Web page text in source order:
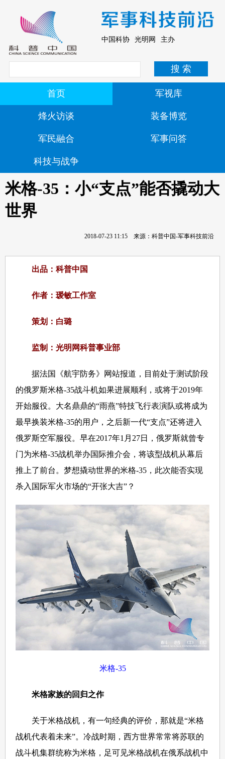
中国科协 光明网 主办
首页 军视库
烽火访谈 装备博览
军民融合 军事问答
科技与战争
米格-35：小“支点”能否撬动大
世界
2018-07-23 11:15 来源：科普中国-军事科技前沿
出品：科普中国
作者：瑷敏工作室
策划：白璐
监制：光明网科普事业部
据法国《航宇防务》网站报道，目前处于测试阶段
的俄罗斯米格-35战斗机如果进展顺利，或将于2019年
开始服役。大名鼎鼎的“雨燕”特技飞行表演队或将成为
最早换装米格-35的用户，之后新一代“支点”还将进入
俄罗斯空军服役。早在2017年1月27日，俄罗斯就曾专
门为米格-35战机举办国际推介会，将该型战机从幕后
推上了前台。梦想撬动世界的米格-35，此次能否实现
杀入国际军火市场的“开张大吉”？
米格-35
米格家族的回归之作
关于米格战机，有一句经典的评价，那就是“米格
战机代表着未来”。冷战时期，西方世界常常将苏联的
战斗机集群统称为米格，足可见米格战机在俄系战机中